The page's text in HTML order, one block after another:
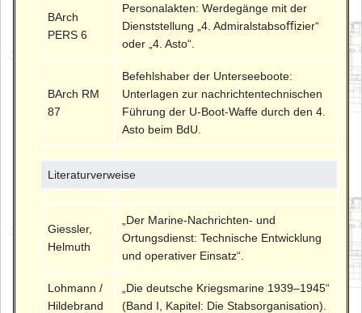
BArch
PERS 6
Personalakten: Werdegänge mit der
Dienststellung „4. Admiralstabsoﬃzier“
oder „4. Asto“.
BArch RM
87
Befehlshaber der Unterseeboote:
Unterlagen zur nachrichtentechnischen
Führung der U-Boot-Waffe durch den 4.
Asto beim BdU.
Literaturverweise
Giessler,
Helmuth
„Der Marine-Nachrichten- und
Ortungsdienst: Technische Entwicklung
und operativer Einsatz“.
Lohmann /
Hildebrand
„Die deutsche Kriegsmarine 1939–1945“
(Band I, Kapitel: Die Stabsorganisation).